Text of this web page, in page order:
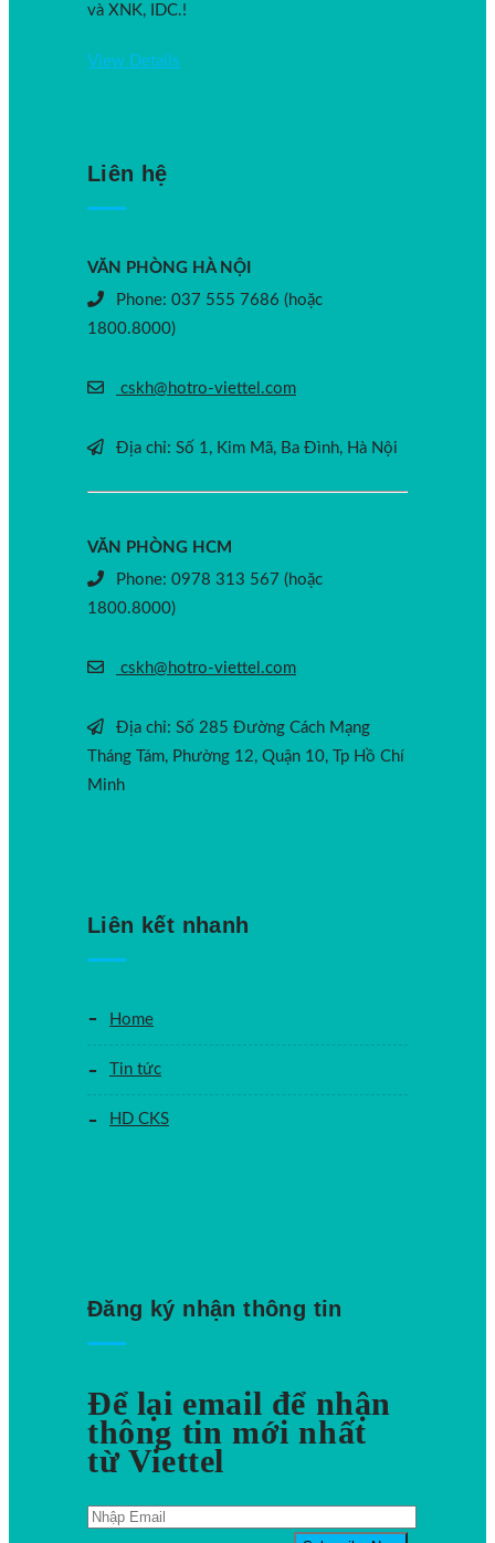
và XNK, IDC.!
View Details
Liên hệ
VĂN PHÒNG HÀ NỘI
Phone: 037 555 7686 (hoặc
1800.8000)
cskh@hotro-viettel.com
Địa chỉ: Số 1, Kim Mã, Ba Đình, Hà Nội
VĂN PHÒNG HCM
Phone: 0978 313 567 (hoặc
1800.8000)
cskh@hotro-viettel.com
Địa chỉ: Số 285 Đường Cách Mạng
Tháng Tám, Phường 12, Quận 10, Tp Hồ Chí
Minh
Liên kết nhanh
Home
Tin tức
HD CKS
Đăng ký nhận thông tin
Để lại email để nhận
thông tin mới nhất
từ Viettel